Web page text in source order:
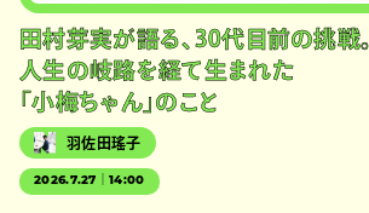
田村芽実が語る、30代目前の挑戦。
人生の岐路を経て生まれた
「小梅ちゃん」のこと
羽佐田瑤子
2026.7.27｜14:00